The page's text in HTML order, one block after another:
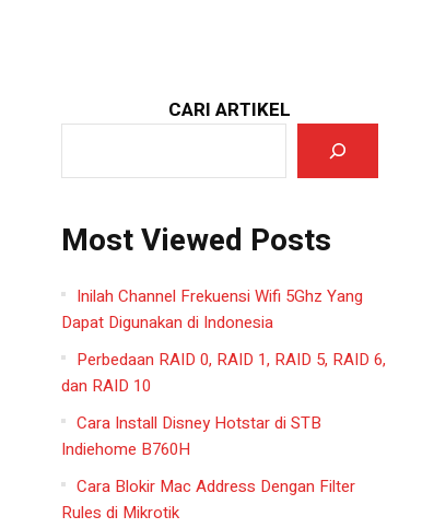
CARI ARTIKEL
Most Viewed Posts
Inilah Channel Frekuensi Wifi 5Ghz Yang
Dapat Digunakan di Indonesia
Perbedaan RAID 0, RAID 1, RAID 5, RAID 6,
dan RAID 10
Cara Install Disney Hotstar di STB
Indiehome B760H
Cara Blokir Mac Address Dengan Filter
Rules di Mikrotik